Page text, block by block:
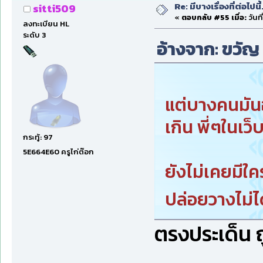
sitti509
ลงทะเบียน HL
ระดับ 3
กระทู้: 97
5E664E60 ครูไก่ต๊อก
Re: มีบางเรื่องที่ต่อไป
« ตอบกลับ #55 เมื่อ:วันที่
อ้างจาก: ขวัญ
แต่บางคนมั
เกิน พี่ๆในเ
ยังไม่เคยมีใ
ปล่อยวางไ
ตรงประเด็